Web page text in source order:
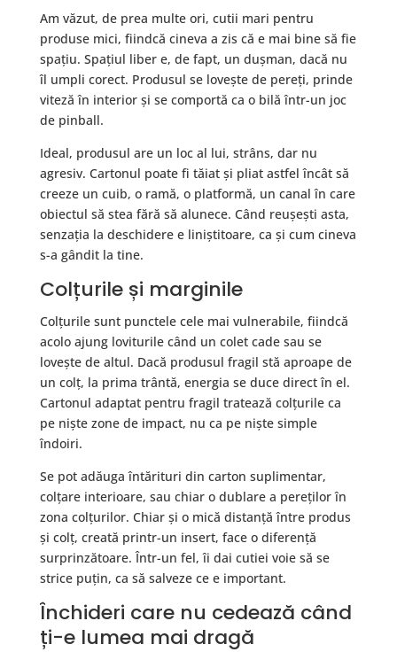
Am văzut, de prea multe ori, cutii mari pentru
produse mici, fiindcă cineva a zis că e mai bine să fie
spațiu. Spațiul liber e, de fapt, un dușman, dacă nu
îl umpli corect. Produsul se lovește de pereți, prinde
viteză în interior și se comportă ca o bilă într-un joc
de pinball.
Ideal, produsul are un loc al lui, strâns, dar nu
agresiv. Cartonul poate fi tăiat și pliat astfel încât să
creeze un cuib, o ramă, o platformă, un canal în care
obiectul să stea fără să alunece. Când reușești asta,
senzația la deschidere e liniștitoare, ca și cum cineva
s-a gândit la tine.
Colțurile și marginile
Colțurile sunt punctele cele mai vulnerabile, fiindcă
acolo ajung loviturile când un colet cade sau se
lovește de altul. Dacă produsul fragil stă aproape de
un colț, la prima trântă, energia se duce direct în el.
Cartonul adaptat pentru fragil tratează colțurile ca
pe niște zone de impact, nu ca pe niște simple
îndoiri.
Se pot adăuga întărituri din carton suplimentar,
colțare interioare, sau chiar o dublare a pereților în
zona colțurilor. Chiar și o mică distanță între produs
și colț, creată printr-un insert, face o diferență
surprinzătoare. Într-un fel, îi dai cutiei voie să se
strice puțin, ca să salveze ce e important.
Închideri care nu cedează când
ți-e lumea mai dragă